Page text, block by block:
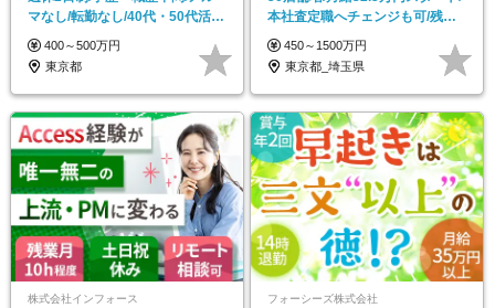
マなし/転勤なし/40代・50代活躍
中
400～500万円
東京都
本社査定職へチェンジも可/残業
ほぼなし
450～1500万円
東京都_埼玉県
株式会社インフォース フォーシーズ株式会社